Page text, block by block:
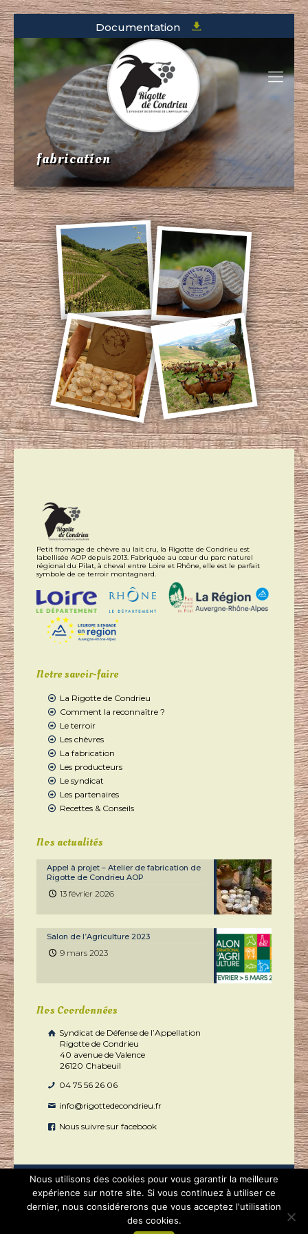
Documentation
fabrication
Petit fromage de chèvre au lait cru, la Rigotte de Condrieu est
labellisée AOP depuis 2013. Fabriquée au cœur du parc naturel
régional du Pilat, à cheval entre Loire et Rhône, elle est le parfait
symbole de ce terroir montagnard.
Notre savoir-faire
La Rigotte de Condrieu
Comment la reconnaître ?
Le terroir
Les chèvres
La fabrication
Les producteurs
Le syndicat
Les partenaires
Recettes & Conseils
Nos actualités
Appel à projet – Atelier de fabrication de
Rigotte de Condrieu AOP
13 février 2026
Salon de l’Agriculture 2023
9 mars 2023
Nos Coordonnées
Syndicat de Défense de l’Appellation
Rigotte de Condrieu
40 avenue de Valence
26120 Chabeuil
04 75 56 26 06
info@rigottedecondrieu.fr
Nous suivre sur facebook
2020 - Rigotte de Condrieu tous droits réservés | Réalisé par
Licom Développement
Nous utilisons des cookies pour vous garantir la meilleure
expérience sur notre site. Si vous continuez à utiliser ce
dernier, nous considérerons que vous acceptez l'utilisation
des cookies.